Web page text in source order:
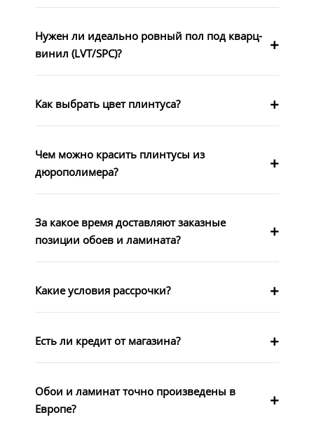
Нужен ли идеально ровный пол под кварц-
винил (LVT/SPC)?
Как выбрать цвет плинтуса?
Чем можно красить плинтусы из
дюрополимера?
За какое время доставляют заказные
позиции обоев и ламината?
Какие условия рассрочки?
Есть ли кредит от магазина?
Обои и ламинат точно произведены в
Европе?